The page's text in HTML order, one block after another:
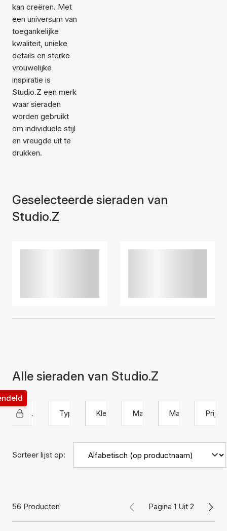
kan creëren. Met
een universum van
toegankelijke
kwaliteit, unieke
details en sterke
vrouwelijke
inspiratie is
Studio.Z een merk
waar sieraden
worden gebruikt
om individuele stijl
en vreugde uit te
drukken.
Geselecteerde sieraden van
Studio.Z
Alle sieraden van Studio.Z
Studio Z
Type
Kleur Materiaal Maat Prijs
Sorteer lijst op:
56 Producten Pagina 1 Uit 2